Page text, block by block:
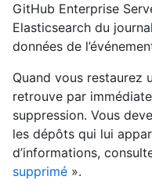
GitHub Enterprise
Elasticsearch du
données de
Quand vous restaurez
retrouve par
suppression. Vous
les dépôts qui lui
d’informations,
supprimé ».